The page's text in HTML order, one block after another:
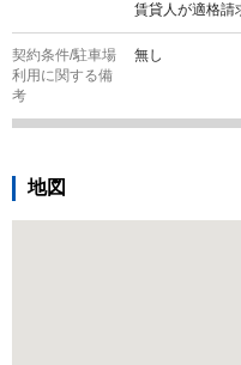
賃貸人が適格請
契約条件/駐車場
利用に関する備
考
無し
地図